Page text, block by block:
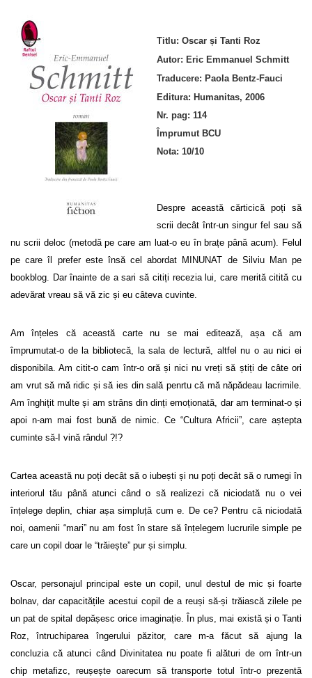
Titlu: Oscar și Tanti Roz
Autor: Eric Emmanuel Schmitt
Traducere: Paola Bentz-Fauci
Editura: Humanitas, 2006
Nr. pag: 114
Împrumut BCU
Nota: 10/10
Despre această cărticică poți să
scrii decât într-un singur fel sau să
nu scrii deloc (metodă pe care am luat-o eu în brațe până acum). Felul
pe care îl prefer este însă cel abordat MINUNAT de Silviu Man pe
bookblog. Dar înainte de a sari să citiți recezia lui, care merită citită cu
adevărat vreau să vă zic și eu câteva cuvinte.
Am înțeles că această carte nu se mai editează, așa că am
împrumutat-o de la bibliotecă, la sala de lectură, altfel nu o au nici ei
disponibila. Am citit-o cam într-o oră și nici nu vreți să știți de câte ori
am vrut să mă ridic și să ies din sală penrtu că mă năpădeau lacrimile.
Am înghițit multe și am strâns din dinți emoționată, dar am terminat-o și
apoi n-am mai fost bună de nimic. Ce “Cultura Africii”, care aștepta
cuminte să-I vină rândul ?!?
Cartea această nu poți decât să o iubești și nu poți decât să o rumegi în
interiorul tău până atunci când o să realizezi că niciodată nu o vei
înțelege deplin, chiar așa simpluță cum e. De ce? Pentru că niciodată
noi, oamenii “mari” nu am fost în stare să înțelegem lucrurile simple pe
care un copil doar le “trăiește” pur și simplu.
Oscar, personajul principal este un copil, unul destul de mic și foarte
bolnav, dar capacitățile acestui copil de a reuși să-și trăiască zilele pe
un pat de spital depășesc orice imaginație. În plus, mai există și o Tanti
Roz, întruchiparea îngerului păzitor, care m-a făcut să ajung la
concluzia că atunci când Divinitatea nu poate fi alături de om într-un
chip metafizc, reușește oarecum să transporte totul într-o prezentă